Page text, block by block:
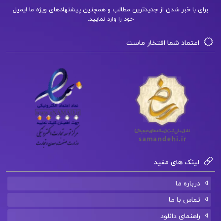
دانلود فایل PDF کتاب زیر ذره بین شیمی پایه
برای با خبر شدن از جدیدترین مطالب و همچنین پیشنهادهای ویژه ما ایمیل
خود را وارد نمایید.
اعتماد شما افتخار ماست
لینک های مفید
درباره ما
تماس با ما
راهنمای دانلود